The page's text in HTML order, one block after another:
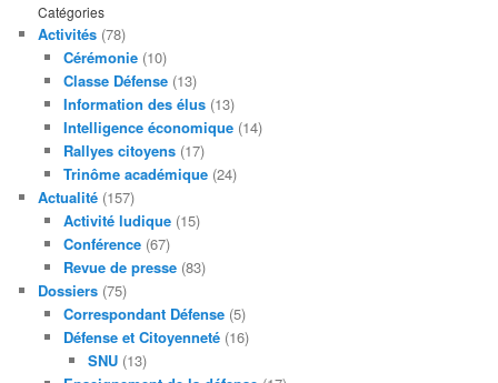
Catégories
Activités (78)
Cérémonie(10)
Classe Défense(13)
Information des élus(13)
Intelligence économique(14)
Rallyes citoyens(17)
Trinôme académique(24)
Actualité (157)
Activité ludique(15)
Conférence(67)
Revue de presse(83)
Dossiers (75)
Correspondant Défense(5)
Défense et Citoyenneté(16)
SNU (13)